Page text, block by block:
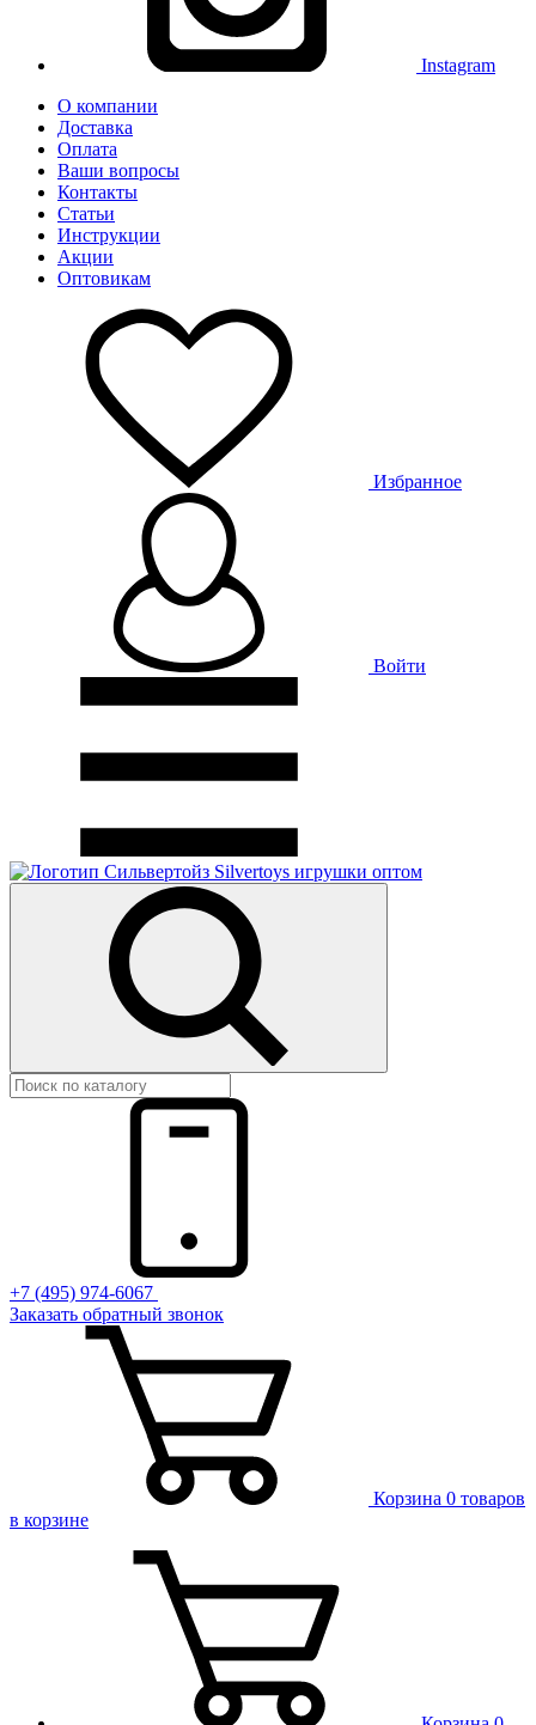
Instagram
О компании
Доставка
Оплата
Ваши вопросы
Контакты
Статьи
Инструкции
Акции
Оптовикам
Избранное
Войти
+7 (495) 974-6067
Заказать обратный звонок
Корзина 0 товаров
в корзине